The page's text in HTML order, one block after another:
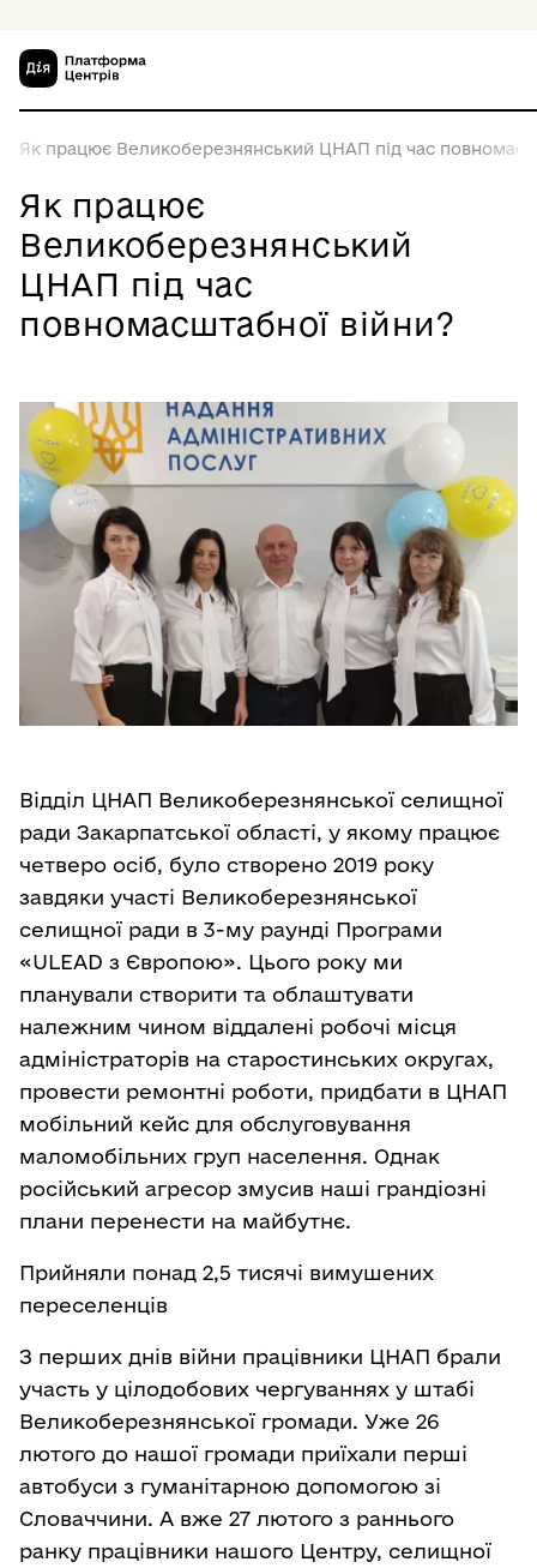
Як працює Великоберезнянський ЦНАП під час
Як працює
Великоберезнянський
ЦНАП під час
повномасштабної війни?
Відділ ЦНАП Великоберезнянської селищної
ради Закарпатської області, у якому працює
четверо осіб, було створено 2019 року
завдяки участі Великоберезнянської
селищної ради в 3-му раунді Програми
«ULEAD з Європою». Цього року ми
планували створити та облаштувати
належним чином віддалені робочі місця
адміністраторів на старостинських округах,
провести ремонтні роботи, придбати в ЦНАП
мобільний кейс для обслуговування
маломобільних груп населення. Однак
російський агресор змусив наші грандіозні
плани перенести на майбутнє.
Прийняли понад 2,5 тисячі вимушених
переселенців
З перших днів війни працівники ЦНАП брали
участь у цілодобових чергуваннях у штабі
Великоберезнянської громади. Уже 26
лютого до нашої громади приїхали перші
автобуси з гуманітарною допомогою зі
Словаччини. А вже 27 лютого з раннього
ранку працівники нашого Центру, селищної